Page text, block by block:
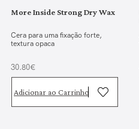
More Inside Strong Dry Wax
Cera para uma fixação forte,
textura opaca
30.80€
Adicionar ao Carrinho